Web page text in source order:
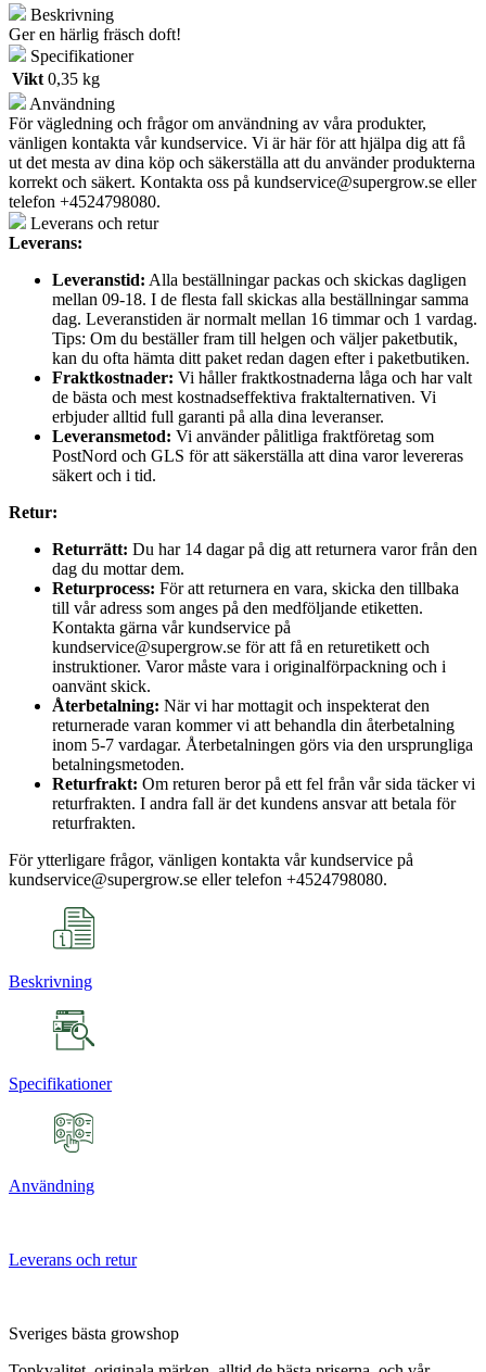
till
ona
gel
4l
mängd
Beskrivning
Ger en härlig fräsch doft!
Specifikationer
Vikt 0,35 kg
Användning
För vägledning och frågor om användning av våra produkter,
vänligen kontakta vår kundservice. Vi är här för att hjälpa dig att få
ut det mesta av dina köp och säkerställa att du använder produkterna
korrekt och säkert. Kontakta oss på kundservice@supergrow.se eller
telefon +4524798080.
Leverans och retur
Leverans:
Leveranstid: Alla beställningar packas och skickas dagligen
mellan 09-18. I de flesta fall skickas alla beställningar samma
dag. Leveranstiden är normalt mellan 16 timmar och 1 vardag.
Tips: Om du beställer fram till helgen och väljer paketbutik,
kan du ofta hämta ditt paket redan dagen efter i paketbutiken.
Fraktkostnader: Vi håller fraktkostnaderna låga och har valt
de bästa och mest kostnadseffektiva fraktalternativen. Vi
erbjuder alltid full garanti på alla dina leveranser.
Leveransmetod: Vi använder pålitliga fraktföretag som
PostNord och GLS för att säkerställa att dina varor levereras
säkert och i tid.
Retur:
Returrätt: Du har 14 dagar på dig att returnera varor från den
dag du mottar dem.
Returprocess: För att returnera en vara, skicka den tillbaka
till vår adress som anges på den medföljande etiketten.
Kontakta gärna vår kundservice på
kundservice@supergrow.se för att få en returetikett och
instruktioner. Varor måste vara i originalförpackning och i
oanvänt skick.
Återbetalning: När vi har mottagit och inspekterat den
returnerade varan kommer vi att behandla din återbetalning
inom 5-7 vardagar. Återbetalningen görs via den ursprungliga
betalningsmetoden.
Returfrakt: Om returen beror på ett fel från vår sida täcker vi
returfrakten. I andra fall är det kundens ansvar att betala för
returfrakten.
För ytterligare frågor, vänligen kontakta vår kundservice på
kundservice@supergrow.se eller telefon +4524798080.
Beskrivning
Specifikationer
Användning
Leverans och retur
Sveriges bästa growshop